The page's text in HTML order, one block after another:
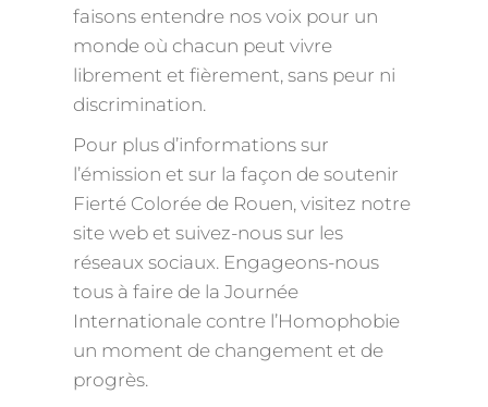
faisons entendre nos voix pour un
monde où chacun peut vivre
librement et fièrement, sans peur ni
discrimination.
Pour plus d’informations sur
l’émission et sur la façon de soutenir
Fierté Colorée de Rouen, visitez notre
site web et suivez-nous sur les
réseaux sociaux. Engageons-nous
tous à faire de la Journée
Internationale contre l’Homophobie
un moment de changement et de
progrès.